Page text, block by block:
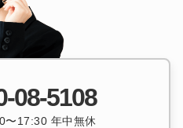
08-5108
〜17:30 年中無休